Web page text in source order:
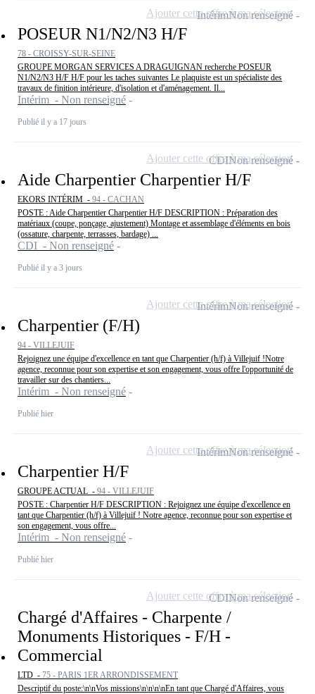
POSEUR N1/N2/N3 H/F
78 - CROISSY-SUR-SEINE
GROUPE MORGAN SERVICES A DRAGUIGNAN recherche POSEUR
N1/N2/N3 H/F H/F pour les taches suivantes Le plaquiste est un spécialiste des
travaux de finition intérieure, d'isolation et d'aménagement. Il...
Intérim - Non renseigné
Publié il y a 17 jours
IntérimNon renseigné
Ajouter cette offre à ma sélection
Aide Charpentier Charpentier H/F
EKORS INTÉRIM - 94 - CACHAN
POSTE : Aide Charpentier Charpentier H/F DESCRIPTION : Préparation des
matériaux (coupe, ponçage, ajustement) Montage et assemblage d'éléments en bois
(ossature, charpente, terrasses, bardage) ...
CDI - Non renseigné
Publié il y a 3 jours
CDINon renseigné
Ajouter cette offre à ma sélection
Charpentier (F/H)
94 - VILLEJUIF
Rejoignez une équipe d'excellence en tant que Charpentier (h/f) à Villejuif !Notre
agence, reconnue pour son expertise et son engagement, vous offre l'opportunité de
travailler sur des chantiers...
Intérim - Non renseigné
Publié hier
IntérimNon renseigné
Ajouter cette offre à ma sélection
Charpentier H/F
GROUPE ACTUAL - 94 - VILLEJUIF
POSTE : Charpentier H/F DESCRIPTION : Rejoignez une équipe d'excellence en
tant que Charpentier (h/f) à Villejuif ! Notre agence, reconnue pour son expertise et
son engagement, vous offre...
Intérim - Non renseigné
Publié hier
IntérimNon renseigné
Ajouter cette offre à ma sélection
Chargé d'Affaires - Charpente /
Monuments Historiques - F/H -
Commercial
LTD - 75 - PARIS 1ER ARRONDISSEMENT
Descriptif du poste:\n\nVos missions\n\n\n\nEn tant que Chargé d'Affaires, vous
CDINon renseigné
Ajouter cette offre à ma sélection